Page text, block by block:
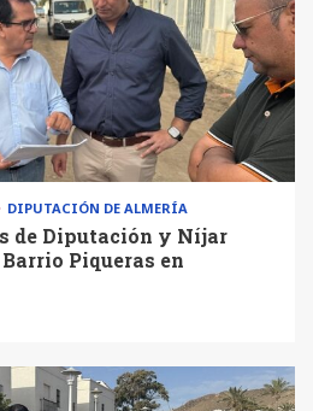
DIPUTACIÓN DE ALMERÍA
de Diputación y Níjar
Piqueras en